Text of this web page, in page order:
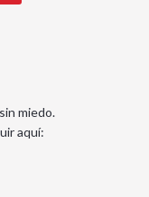
miedo.
aquí: